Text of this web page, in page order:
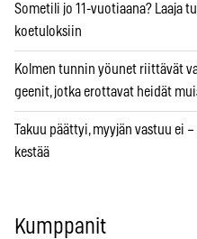
Sometili jo 11-vuotiaana? Laaja
koetuloksiin
Kolmen tunnin yöunet riittävät
geenit, jotka erottavat heidät
Takuu päättyi, myyjän vastuu ei
kestää
Kumppanit